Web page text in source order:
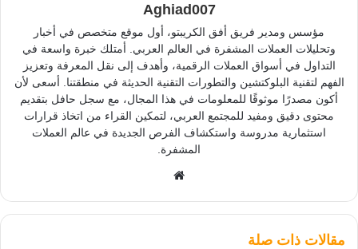
Aghiad007
مؤسس ومدير فريق أفق الكريبتو، أول موقع متخصص في أخبار
وتحليلات العملات المشفرة في العالم العربي. أمتلك خبرة واسعة في
التداول في أسواق العملات الرقمية، وأهدف إلى نقل المعرفة وتعزيز
الفهم لتقنية البلوكتشين والتطورات التقنية الحديثة في منطقتنا. أسعى لأن
أكون مصدرًا موثوقًا للمعلومات في هذا المجال، مع سجل حافل بتقديم
محتوى دقيق ومفيد للمجتمع العربي، لتمكين القراء من اتخاذ قرارات
استثمارية مدروسة واستكشاف الفرص الجديدة في عالم العملات
المشفرة.
مقالات ذات صلة